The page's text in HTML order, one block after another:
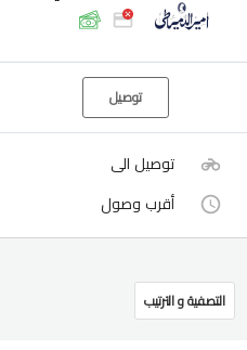
توصيل
توصيل الى
أقرب وصول
التصفية و الترتيب